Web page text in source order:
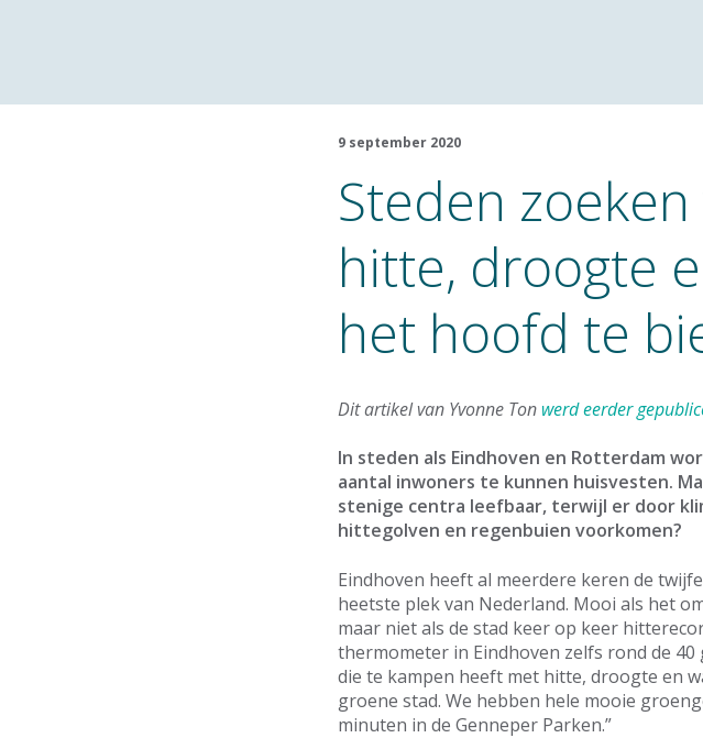
9 september 2020
Steden
hitte, droogte
het hoofd te
Dit artikel van Yvonne Ton werd eerder
In steden als Eindhoven en Rotterdam
aantal inwoners te kunnen huisvesten.
stenige centra leefbaar, terwijl er door
hittegolven en regenbuien voorkomen?
Eindhoven heeft al meerdere keren de
heetste plek van Nederland. Mooi als het
maar niet als de stad keer op keer
thermometer in Eindhoven zelfs rond de
die te kampen heeft met hitte, droogte en
groene stad. We hebben hele mooie
minuten in de Genneper Parken.”